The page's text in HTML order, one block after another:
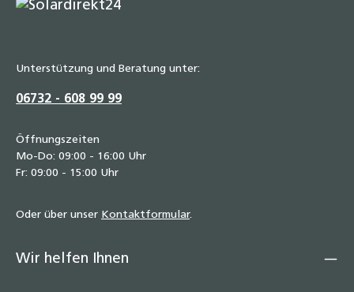
Unterstützung und Beratung unter:
06732 - 608 99 99
Öffnungszeiten
Mo-Do: 09:00 - 16:00 Uhr
Fr: 09:00 - 15:00 Uhr
Oder über unser Kontaktformular.
Wir helfen Ihnen